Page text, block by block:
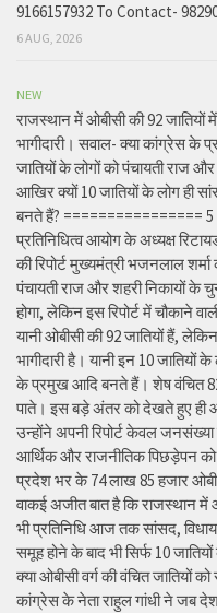
9166157932 To Contact-
6 AUG, 2026
NEW
राजस्थान में ओबीसी की 92 जातियों
भागीदारी। सवाल- क्या कांग्रेस के
जातियों के लोगों को पंचायती राज
आखिर क्यों 10 जातियों के लोग ही
बनते हैं? ================ 5
प्रतिनिधित्व आयोग के अध्यक्ष
की रिपोर्ट मुख्यमंत्री भजनलाल
पंचायती राज और शहरी निकायों के
होगा, लेकिन इस रिपोर्ट में चौकाने
यानी ओबीसी की 92 जातियों हैं,
भागीदारी है। यानी इन 10 जातियों
के प्रमुख आदि बनते हैं। शेष वंचित 82
पाते। इस बड़े अंतर को देखते हुए ही
उन्होंने अपनी रिपोर्ट केवल
आर्थिक और राजनीतिक पिछड़ेपन
प्रदेश भर के 74 लाख 85 हजार
वाकई अजीत बात है कि राजस्थान में
भी प्रतिनिधि आज तक सांसद,
समूह होने के बाद भी सिर्फ 10
क्या ओबीसी वर्ग की वंचित जातियों को
कांग्रेस के नेता राहुल गांधी ने जब